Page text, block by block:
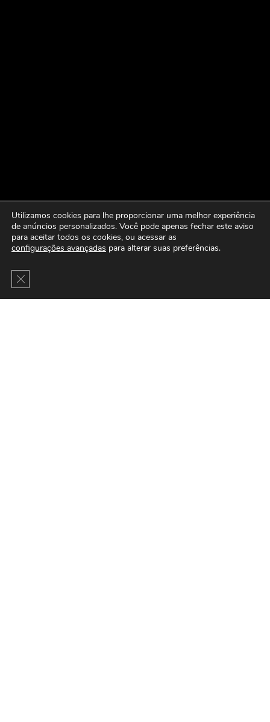
Utilizamos cookies para lhe proporcionar uma melhor experiência
de anúncios personalizados. Você pode apenas fechar este aviso
para aceitar todos os cookies, ou acessar as
configurações avançadas para alterar suas preferências.
Close GDPR Cookie Banner